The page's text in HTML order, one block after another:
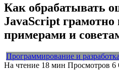
Как обрабатывать
JavaScript
примерами и
Программирование и разработка
На чтение 18 мин Просмотров 6